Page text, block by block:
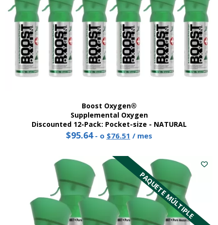
página
del
producto
Boost Oxygen®
Supplemental Oxygen
Discounted 12-Pack: Pocket-size - NATURAL
$95.64 - o Precio
95,64
dólares.
$76.51 El
actual
es:
76,51
dólares.
/ mes
PAQUETE MÚLTIPLE